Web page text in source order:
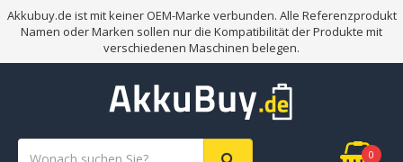
Akkubuy.de ist mit keiner OEM-Marke verbunden. Alle Referenzprodukt
Namen oder Marken sollen nur die Kompatibilität der Produkte mit
verschiedenen Maschinen belegen.
0